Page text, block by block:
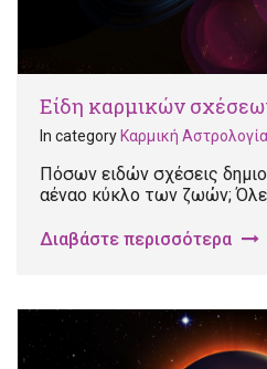
Είδη καρμικών
In category Καρμική Αστρολογία
Πόσων ειδών σχέσεις
αέναο κύκλο των ζωών;
Διαβάστε περισσότερα